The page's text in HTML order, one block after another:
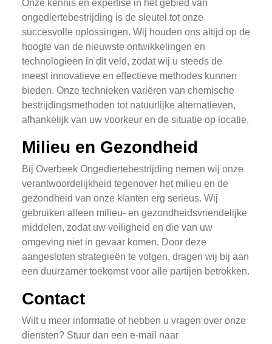
Onze kennis en expertise in het gebied van
ongediertebestrijding is de sleutel tot onze
succesvolle oplossingen. Wij houden ons altijd op de
hoogte van de nieuwste ontwikkelingen en
technologieën in dit veld, zodat wij u steeds de
meest innovatieve en effectieve methodes kunnen
bieden. Onze technieken variëren van chemische
bestrijdingsmethoden tot natuurlijke alternatieven,
afhankelijk van uw voorkeur en de situatie op locatie.
Milieu en Gezondheid
Bij Overbeek Ongediertebestrijding nemen wij onze
verantwoordelijkheid tegenover het milieu en de
gezondheid van onze klanten erg serieus. Wij
gebruiken alleen milieu- en gezondheidsvriendelijke
middelen, zodat uw veiligheid en die van uw
omgeving niet in gevaar komen. Door deze
aangesloten strategieën te volgen, dragen wij bij aan
een duurzamer toekomst voor alle partijen betrokken.
Contact
Wilt u meer informatie of hebben u vragen over onze
diensten? Stuur dan een e-mail naar